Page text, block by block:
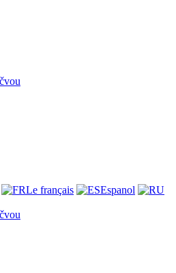
Le français
Espanol